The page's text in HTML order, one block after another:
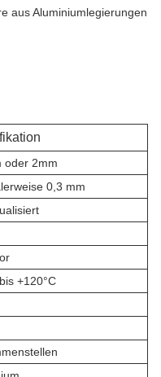
aus Aluminiumlegierungen
oder 2mm
0,3 mm
+120°C